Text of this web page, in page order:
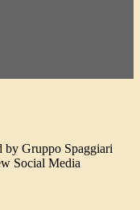
by Gruppo Spaggiari
Social Media